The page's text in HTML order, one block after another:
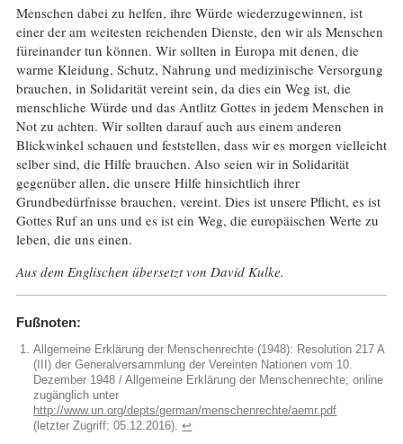
Menschen dabei zu helfen, ihre Würde wiederzugewinnen, ist
einer der am weitesten reichenden Dienste, den wir als Menschen
füreinander tun können. Wir sollten in Europa mit denen, die
warme Kleidung, Schutz, Nahrung und medizinische Versorgung
brauchen, in Solidarität vereint sein, da dies ein Weg ist, die
menschliche Würde und das Antlitz Gottes in jedem Menschen in
Not zu achten. Wir sollten darauf auch aus einem anderen
Blickwinkel schauen und feststellen, dass wir es morgen vielleicht
selber sind, die Hilfe brauchen. Also seien wir in Solidarität
gegenüber allen, die unsere Hilfe hinsichtlich ihrer
Grundbedürfnisse brauchen, vereint. Dies ist unsere Pflicht, es ist
Gottes Ruf an uns und es ist ein Weg, die europäischen Werte zu
leben, die uns einen.
Aus dem Englischen übersetzt von David Kulke.
Fußnoten:
Allgemeine Erklärung der Menschenrechte (1948): Resolution 217 A
(III) der Generalversammlung der Vereinten Nationen vom 10.
Dezember 1948 / Allgemeine Erklärung der Menschenrechte; online
zugänglich unter
http://www.un.org/depts/german/menschenrechte/aemr.pdf
(letzter Zugriff: 05.12.2016).↩︎